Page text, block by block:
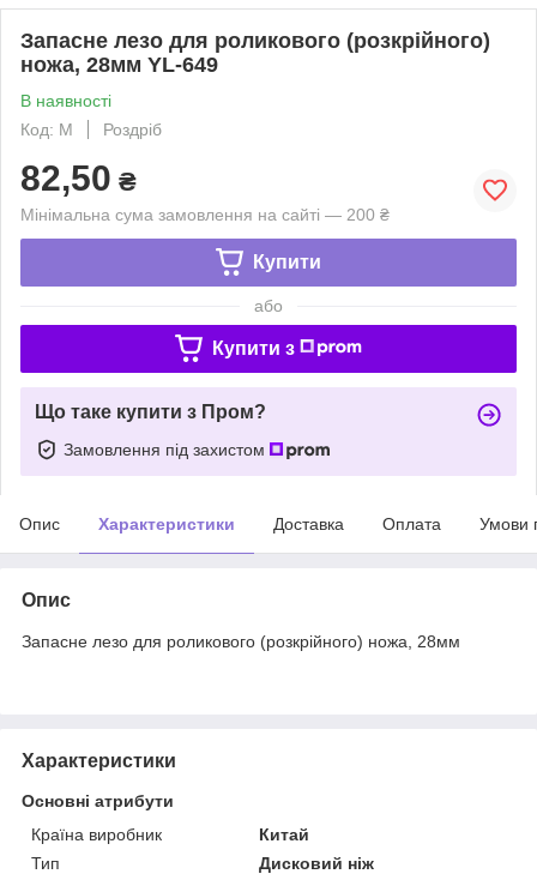
Запасне лезо для роликового (розкрійного)
ножа, 28мм YL-649
В наявності
Код: М
Роздріб
82,50 ₴
Мінімальна сума замовлення на сайті — 200 ₴
Купити
або
Купити з
Що таке купити з Пром?
Замовлення під захистом
Опис Характеристики Доставка Оплата Умови
Опис
Запасне лезо для роликового (розкрійного) ножа, 28мм
Характеристики
Основні атрибути
Країна виробник
Китай
Тип
Дисковий ніж